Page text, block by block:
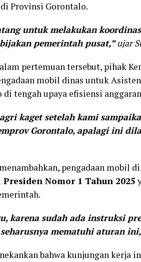
Provinsi Gorontalo.
untuk melakukan
pemerintah pusat,”ujar
pertemuan tersebut, pihak
mobil dinas untuk
di tengah upaya efisiensi
kaget setelah kami
Gorontalo, apalagi ini
pengadaan mobil
Nomor 1 Tahun 2025
karena sudah ada instruksi
mematuhi aturan
bahwa kunjungan kerja